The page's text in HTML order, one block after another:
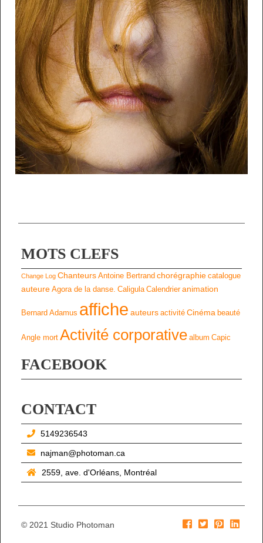
MOTS CLEFS
Change Log Chanteurs Antoine Bertrand chorégraphie catalogue
auteure Agora de la danse. Caligula Calendrier animation
Bernard Adamus affiche auteurs activité Cinéma beauté
Angle mort Activité corporative album Capic
FACEBOOK
CONTACT
5149236543
najman@photoman.ca
2559, ave. d'Orléans, Montréal
© 2021 Studio Photoman